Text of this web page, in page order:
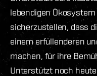
lebendigen
sicherzustellen, dass
einem erfüllenderen
machen, für ihre
Unterstützt noch